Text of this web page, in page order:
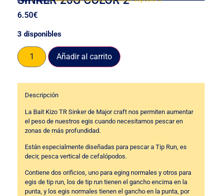
6.50€
3 disponibles
Añadir al carrito
Descripción
La Bait Kizo TR Sinker de Major craft nos permiten aumentar
el peso de nuestros egis cuando necesitamos pescar en
zonas de más profundidad.
Están especialmente diseñadas para pescar a Tip Run, es
decir, pesca vertical de cefalópodos.
Contiene dos orificios, uno para eging normales y otros para
egis de tip run, los de tip run tienen el gancho encima en la
punta, y los egis normales tienen el gancho en la punta, por